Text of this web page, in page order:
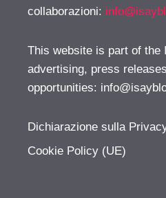
collaborazioni:
This website is part of the
advertising, press
opportunities:
Dichiarazione sulla
Cookie Policy (UE)